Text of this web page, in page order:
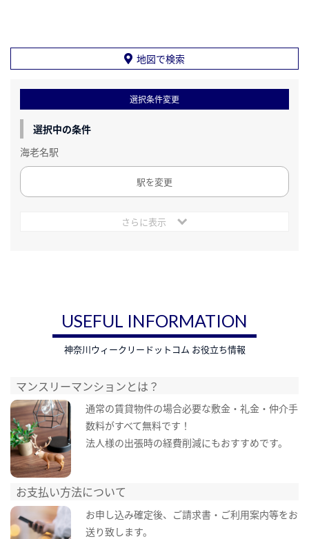
地図で検索
選択条件変更
選択中の条件
海老名駅
駅を変更
さらに表示
USEFUL INFORMATION
神奈川ウィークリードットコム お役立ち情報
マンスリーマンションとは？
通常の賃貸物件の場合必要な敷金・礼金・仲介手
数料がすべて無料です！
法人様の出張時の経費削減にもおすすめです。
お支払い方法について
お申し込み確定後、ご請求書・ご利用案内等をお
送り致します。